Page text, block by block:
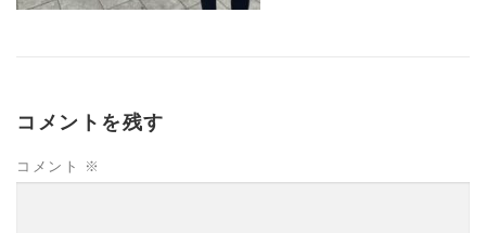
コメントを残す
コメント ※